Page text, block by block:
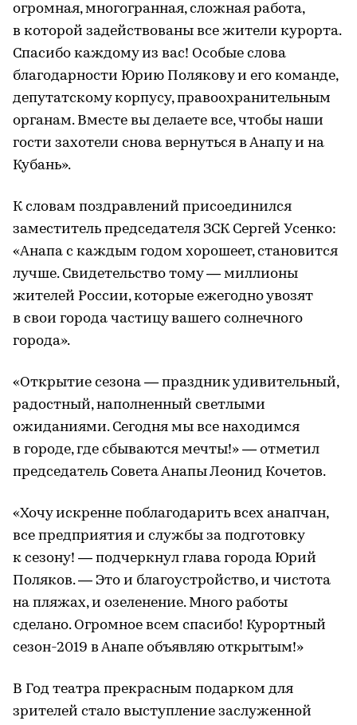
огромная, многогранная, сложная работа,
в которой задействованы все жители курорта.
Спасибо каждому из вас! Особые слова
благодарности Юрию Полякову и его команде,
депутатскому корпусу, правоохранительным
органам. Вместе вы делаете все, чтобы наши
гости захотели снова вернуться в Анапу и на
Кубань».
К словам поздравлений присоединился
заместитель председателя ЗСК Сергей Усенко:
«Анапа с каждым годом хорошеет, становится
лучше. Свидетельство тому — миллионы
жителей России, которые ежегодно увозят
в свои города частицу вашего солнечного
города».
«Открытие сезона — праздник удивительный,
радостный, наполненный светлыми
ожиданиями. Сегодня мы все находимся
в городе, где сбываются мечты!» — отметил
председатель Совета Анапы Леонид Кочетов.
«Хочу искренне поблагодарить всех анапчан,
все предприятия и службы за подготовку
к сезону! — подчеркнул глава города Юрий
Поляков. — Это и благоустройство, и чистота
на пляжах, и озеленение. Много работы
сделано. Огромное всем спасибо! Курортный
сезон-2019 в Анапе объявляю открытым!»
В Год театра прекрасным подарком для
зрителей стало выступление заслуженной